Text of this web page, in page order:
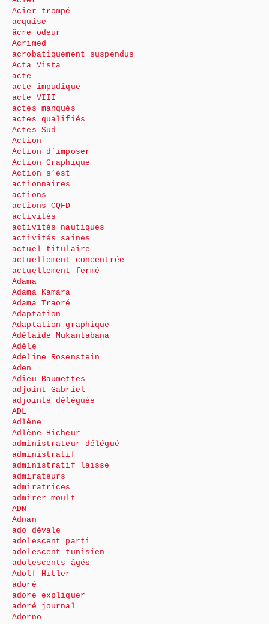
Acier trompé
acquise
âcre odeur
Acrimed
acrobatiquement suspendus
Acta Vista
acte
acte impudique
acte VIII
actes manqués
actes qualifiés
Actes Sud
Action
Action d’imposer
Action Graphique
Action s’est
actionnaires
actions
actions CQFD
activités
activités nautiques
activités saines
actuel titulaire
actuellement concentrée
actuellement fermé
Adama
Adama Kamara
Adama Traoré
Adaptation
Adaptation graphique
Adélaïde Mukantabana
Adèle
Adeline Rosenstein
Aden
Adieu Baumettes
adjoint Gabriel
adjointe déléguée
ADL
Adlène
Adlène Hicheur
administrateur délégué
administratif
administratif laisse
admirateurs
admiratrices
admirer moult
ADN
Adnan
ado dévale
adolescent parti
adolescent tunisien
adolescents âgés
Adolf Hitler
adoré
adore expliquer
adoré journal
Adorno